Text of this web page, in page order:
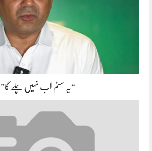
“یہ سسٹم اب نہیں چلے گا”